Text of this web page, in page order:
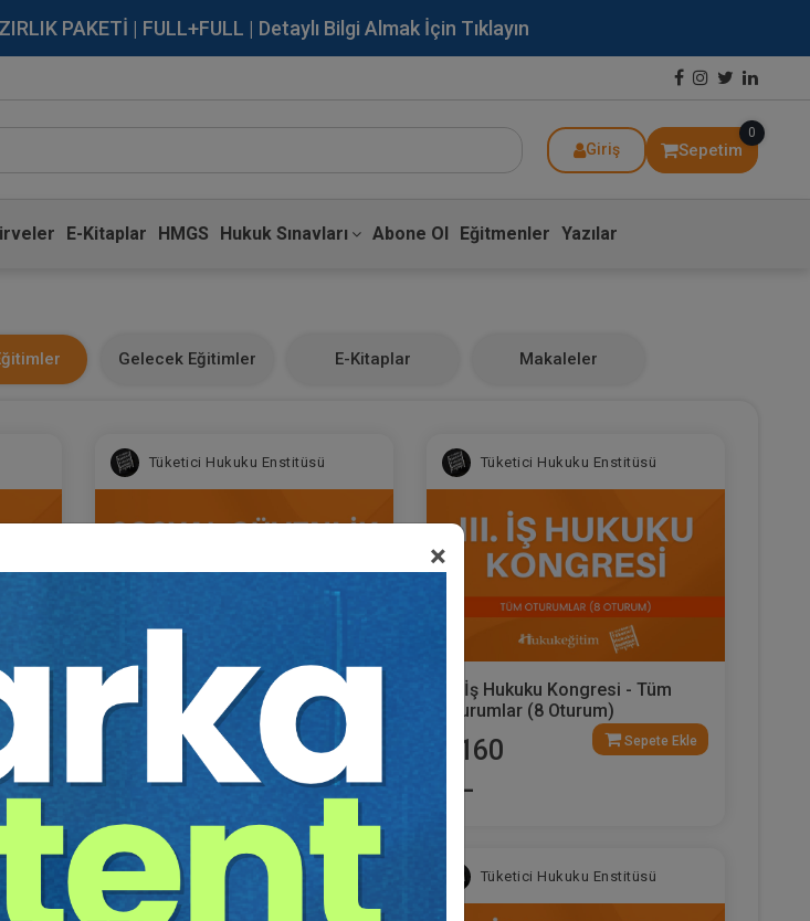
PAKETİ | FULL+FULL | Detaylı Bilgi Almak İçin Tıklayın
Giriş Sepetim
0
E-Kitaplar HMGS Hukuk Sınavları Abone Ol Eğitmenler Yazılar
×
Gelecek Eğitimler E-Kitaplar Makaleler
Ekle
Tüketici Hukuku Enstitüsü
Sosyal Güvenlik Hukuku - III. İş
Hukuku Kongresi - VI. Oturum
Sepete Ekle
Tüketici Hukuku Enstitüsü
III. İş Hukuku Kongresi - Tüm
Oturumlar (8 Oturum)
2160
TL
Sepete Ekle
Tüketici Hukuku Enstitüsü Tüketici Hukuku Enstitüsü